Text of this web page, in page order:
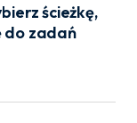
ścieżkę,
do zadań